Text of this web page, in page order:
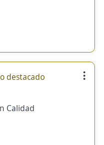
destacado
Calidad